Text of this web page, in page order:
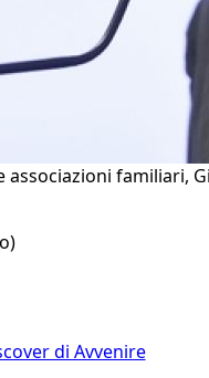
associazioni familiari,
di Avvenire